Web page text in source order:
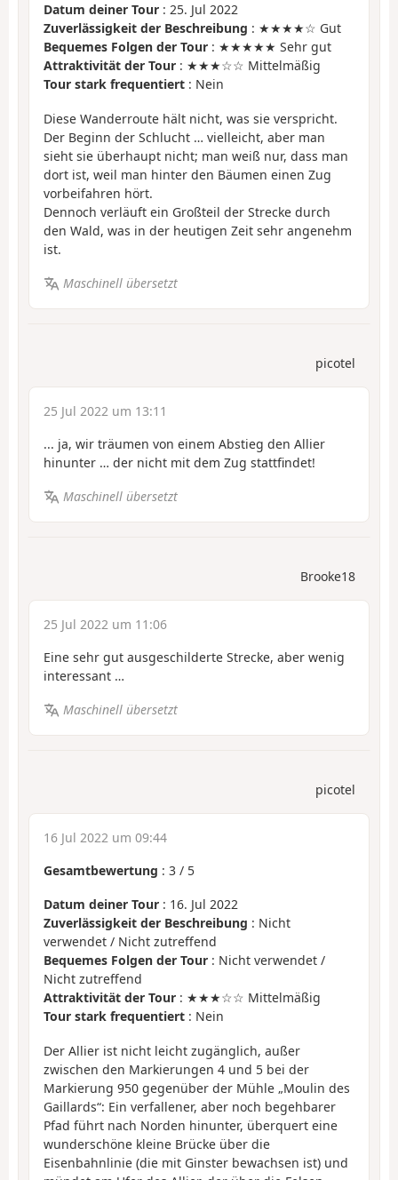
Datum deiner Tour : 25. Jul 2022
Zuverlässigkeit der Beschreibung : ★★★★☆ Gut
Bequemes Folgen der Tour : ★★★★★ Sehr gut
Attraktivität der Tour : ★★★☆☆ Mittelmäßig
Tour stark frequentiert : Nein
Diese Wanderroute hält nicht, was sie verspricht.
Der Beginn der Schlucht … vielleicht, aber man
sieht sie überhaupt nicht; man weiß nur, dass man
dort ist, weil man hinter den Bäumen einen Zug
vorbeifahren hört.
Dennoch verläuft ein Großteil der Strecke durch
den Wald, was in der heutigen Zeit sehr angenehm
ist.
Maschinell übersetzt
picotel
25 Jul 2022 um 13:11
... ja, wir träumen von einem Abstieg den Allier
hinunter … der nicht mit dem Zug stattfindet!
Maschinell übersetzt
Brooke18
25 Jul 2022 um 11:06
Eine sehr gut ausgeschilderte Strecke, aber wenig
interessant …
Maschinell übersetzt
picotel
16 Jul 2022 um 09:44
Gesamtbewertung : 3 / 5
Datum deiner Tour : 16. Jul 2022
Zuverlässigkeit der Beschreibung : Nicht
verwendet / Nicht zutreffend
Bequemes Folgen der Tour : Nicht verwendet /
Nicht zutreffend
Attraktivität der Tour : ★★★☆☆ Mittelmäßig
Tour stark frequentiert : Nein
Der Allier ist nicht leicht zugänglich, außer
zwischen den Markierungen 4 und 5 bei der
Markierung 950 gegenüber der Mühle „Moulin des
Gaillards“: Ein verfallener, aber noch begehbarer
Pfad führt nach Norden hinunter, überquert eine
wunderschöne kleine Brücke über die
Eisenbahnlinie (die mit Ginster bewachsen ist) und